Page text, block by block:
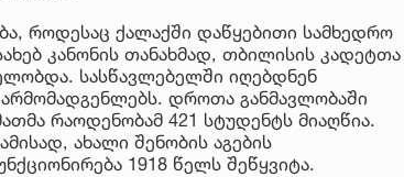
როდესაც ქალაქში დაწყებითი სამხედრო
კანონის თანახმად, თბილისის კადეტთა
სასწავლებელში იღებდნენ
დროთა განმავლობაში
რაოდენობამ 421 სტუდენტს მიაღწია.
ახალი შენობის აგების
1918 წელს შეწყვიტა.